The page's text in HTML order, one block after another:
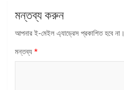
মন্তব্য করুন
আপনার ই-মেইল এ্যাড্রেস প্রকাশিত হবে না।
মন্তব্য *